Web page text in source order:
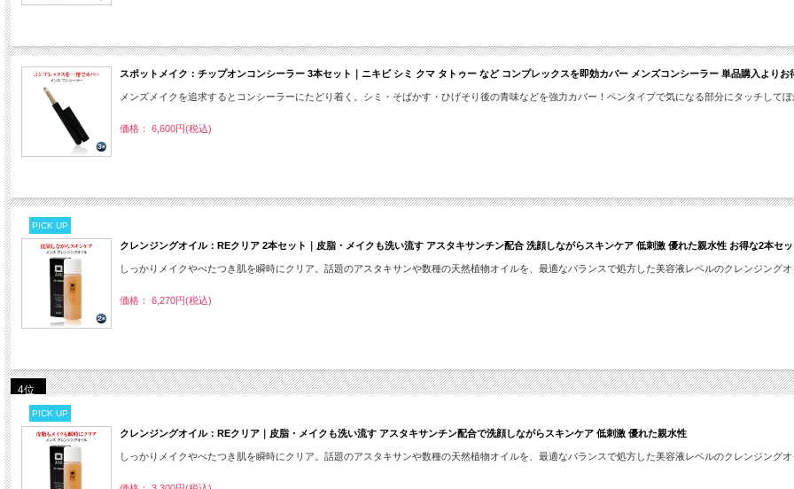
スポットメイク：チップオンコンシーラー 3本セット｜ニキビ シミ クマ タトゥー など コンプレックスを即効カバー メンズコンシーラー 単品購入よりお
メンズメイクを追求するとコンシーラーにたどり着く。シミ・そばかす・ひげそり後の青味などを強力カバー！ペンタイプで気になる部分にタッチして
価格： 6,600円(税込)
PICK UP
クレンジングオイル：REクリア 2本セット｜皮脂・メイクも洗い流す アスタキサンチン配合 洗顔しながらスキンケア 低刺激 優れた親水性 お得な2本セ
しっかりメイクやべたつき肌を瞬時にクリア。話題のアスタキサンや数種の天然植物オイルを、最適なバランスで処方した美容液レベルのクレンジング
価格： 6,270円(税込)
4位
PICK UP
クレンジングオイル：REクリア｜皮脂・メイクも洗い流す アスタキサンチン配合で洗顔しながらスキンケア 低刺激 優れた親水性
しっかりメイクやべたつき肌を瞬時にクリア。話題のアスタキサンや数種の天然植物オイルを、最適なバランスで処方した美容液レベルのクレンジング